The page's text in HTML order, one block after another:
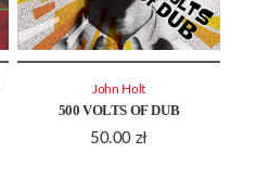
500 VOLTS OF DUB
50.00 zł
John Holt